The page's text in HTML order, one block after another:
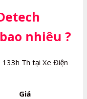
nhiêu ?
Th tại Xe Điện
Giá